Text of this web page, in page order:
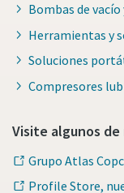
Bombas de
Herramientas y
Soluciones
Compresores
Visite algunos
Grupo Atlas
Profile Store,